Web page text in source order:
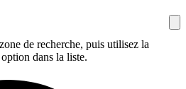
de recherche, puis utilisez la
dans la liste.